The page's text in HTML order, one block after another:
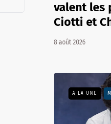
valent les
Ciotti et
8 août 2026
A LA UNE